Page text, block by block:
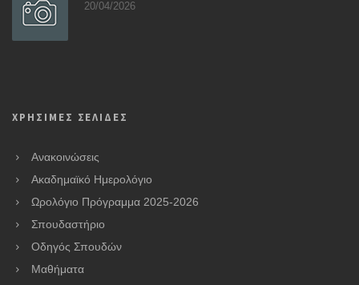
20/04/2026
ΧΡΗΣΙΜΕΣ ΣΕΛΙΔΕΣ
Ανακοινώσεις
Ακαδημαϊκό Ημερολόγιο
Ωρολόγιο Πρόγραμμα 2025-2026
Σπουδαστήριο
Οδηγός Σπουδών
Μαθήματα